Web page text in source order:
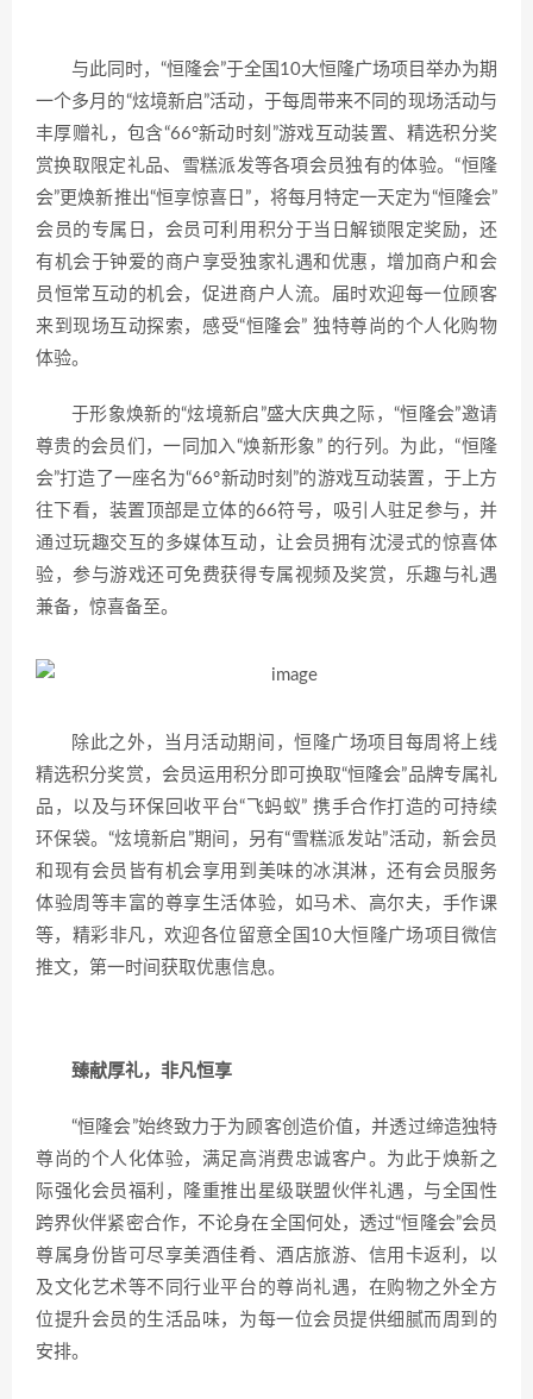
与此同时，“恒隆会”于全国10大恒隆广场项目举办为期
一个多月的“炫境新启”活动，于每周带来不同的现场活动与
丰厚赠礼，包含“66°新动时刻”游戏互动装置、精选积分奖
赏换取限定礼品、雪糕派发等各項会员独有的体验。“恒隆
会”更焕新推出“恒享惊喜日”，将每月特定一天定为“恒隆会”
会员的专属日，会员可利用积分于当日解锁限定奖励，还
有机会于钟爱的商户享受独家礼遇和优惠，增加商户和会
员恒常互动的机会，促进商户人流。届时欢迎每一位顾客
来到现场互动探索，感受“恒隆会” 独特尊尚的个人化购物
体验。
于形象焕新的“炫境新启”盛大庆典之际，“恒隆会”邀请
尊贵的会员们，一同加入“焕新形象” 的行列。为此，“恒隆
会”打造了一座名为“66°新动时刻”的游戏互动装置，于上方
往下看，装置顶部是立体的66符号，吸引人驻足参与，并
通过玩趣交互的多媒体互动，让会员拥有沈浸式的惊喜体
验，参与游戏还可免费获得专属视频及奖赏，乐趣与礼遇
兼备，惊喜备至。
除此之外，当月活动期间，恒隆广场项目每周将上线
精选积分奖赏，会员运用积分即可换取“恒隆会”品牌专属礼
品，以及与环保回收平台“飞蚂蚁” 携手合作打造的可持续
环保袋。“炫境新启”期间，另有“雪糕派发站”活动，新会员
和现有会员皆有机会享用到美味的冰淇淋，还有会员服务
体验周等丰富的尊享生活体验，如马术、高尔夫，手作课
等，精彩非凡，欢迎各位留意全国10大恒隆广场项目微信
推文，第一时间获取优惠信息。
臻献厚礼，非凡恒享
“恒隆会”始终致力于为顾客创造价值，并透过缔造独特
尊尚的个人化体验，满足高消费忠诚客户。为此于焕新之
际强化会员福利，隆重推出星级联盟伙伴礼遇，与全国性
跨界伙伴紧密合作，不论身在全国何处，透过“恒隆会”会员
尊属身份皆可尽享美酒佳肴、酒店旅游、信用卡返利，以
及文化艺术等不同行业平台的尊尚礼遇，在购物之外全方
位提升会员的生活品味，为每一位会员提供细腻而周到的
安排。